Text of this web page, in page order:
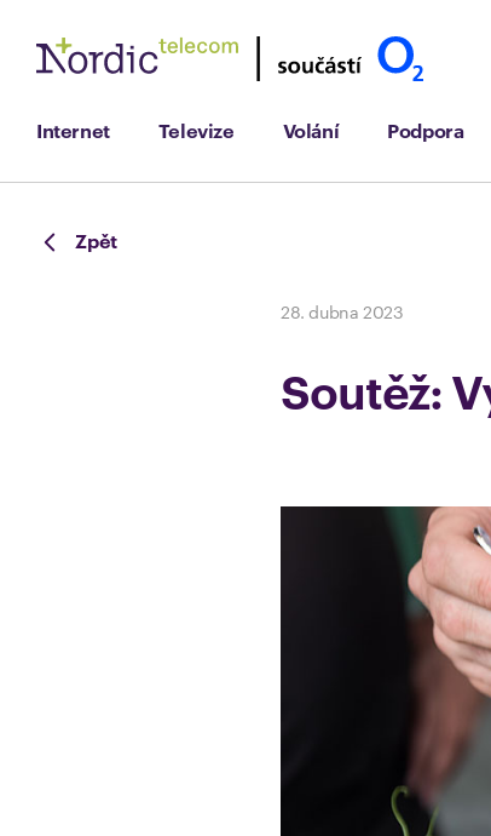
Internet Televize Volání Podpora
Zpět
28. dubna 2023
Soutěž: